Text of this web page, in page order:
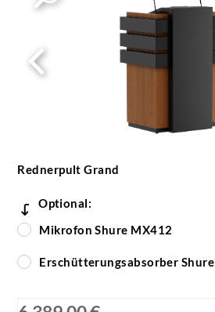
Rednerpult Grand
Optional:
Mikrofon Shure MX412
Erschütterungsabsorber Shure